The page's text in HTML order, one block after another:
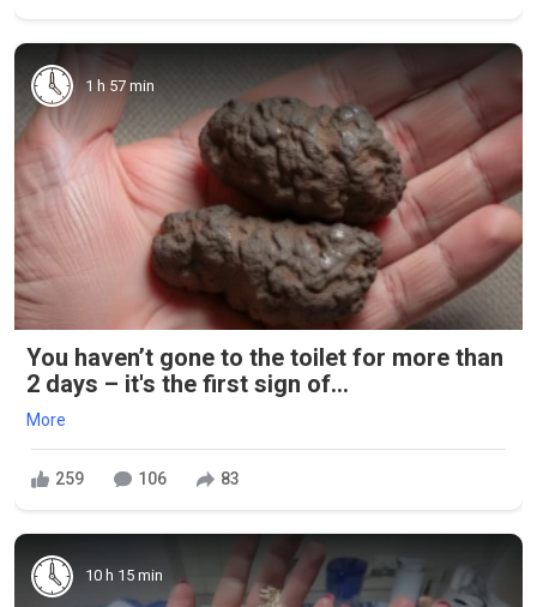
1 h 57 min
You haven’t gone to the toilet for more than
2 days – it's the first sign of...
More
259 106 83
10 h 15 min